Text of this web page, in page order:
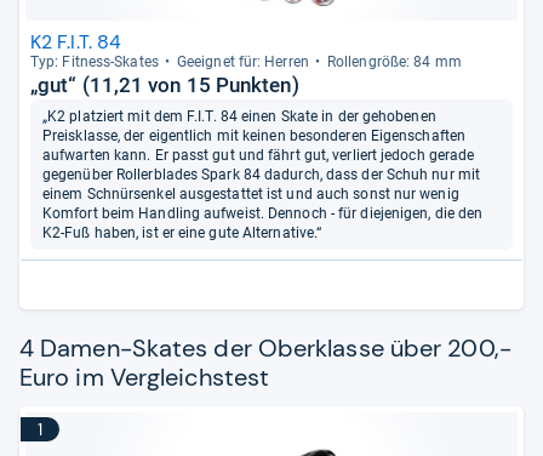
K2 F.I.T. 84
Typ: Fit­ness-​Ska­tes Geeig­net für: Her­ren Rol­len­größe: 84 mm
„gut“ (11,21 von 15 Punkten)
„K2 platziert mit dem F.I.T. 84 einen Skate in der gehobenen
Preisklasse, der eigentlich mit keinen besonderen Eigenschaften
aufwarten kann. Er passt gut und fährt gut, verliert jedoch gerade
gegenüber Rollerblades Spark 84 dadurch, dass der Schuh nur mit
einem Schnürsenkel ausgestattet ist und auch sonst nur wenig
Komfort beim Handling aufweist. Dennoch - für diejenigen, die den
K2-Fuß haben, ist er eine gute Alternative.“
4 Damen-Skates der Oberklasse über 200,-
Euro im Vergleichstest
1